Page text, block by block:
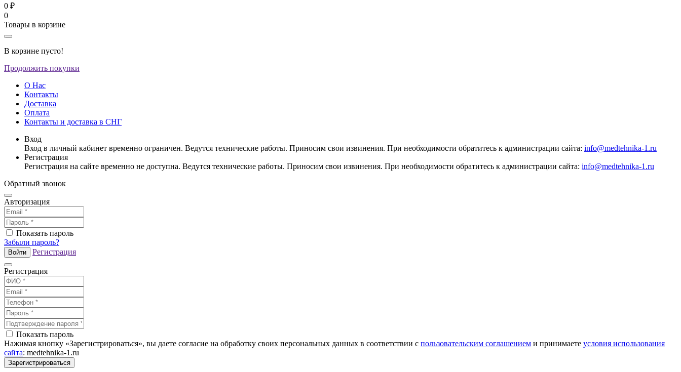
0 ₽
0
Товары в корзине
В корзине пусто!
Продолжить покупки
О Нас
Контакты
Доставка
Оплата
Контакты и доставка в СНГ
Вход
Вход в личный кабинет временно ограничен. Ведутся технические работы. Приносим свои извинения. При необходимости обратитесь к администрации сайта: info@medtehnika-1.ru
Регистрация
Регистрация на сайте временно не доступна. Ведутся технические работы. Приносим свои извинения. При необходимости обратитесь к администрации сайта: info@medtehnika-1.ru
Обратный звонок
Авторизация
Показать пароль
Забыли пароль?
Войти Регистрация
Регистрация
Показать пароль
Нажимая кнопку «Зарегистрироваться», вы даете согласие на обработку своих персональных данных в соответствии с пользовательским соглашением и принимаете условия использования
сайта: medtehnika-1.ru
Зарегистрироваться